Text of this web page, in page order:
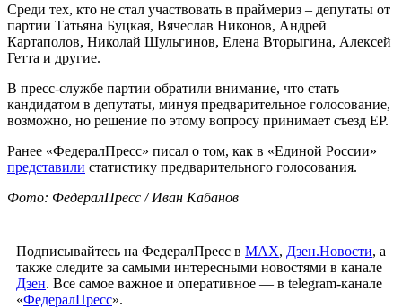
Среди тех, кто не стал участвовать в праймериз – депутаты от
партии Татьяна Буцкая, Вячеслав Никонов, Андрей
Картаполов, Николай Шульгинов, Елена Вторыгина, Алексей
Гетта и другие.
В пресс-службе партии обратили внимание, что стать
кандидатом в депутаты, минуя предварительное голосование,
возможно, но решение по этому вопросу принимает съезд ЕР.
Ранее «ФедералПресс» писал о том, как в «Единой России»
представили статистику предварительного голосования.
Фото: ФедералПресс / Иван Кабанов
Подписывайтесь на ФедералПресс в МАХ, Дзен.Новости, а
также следите за самыми интересными новостями в канале
Дзен. Все самое важное и оперативное — в telegram-канале
«ФедералПресс».